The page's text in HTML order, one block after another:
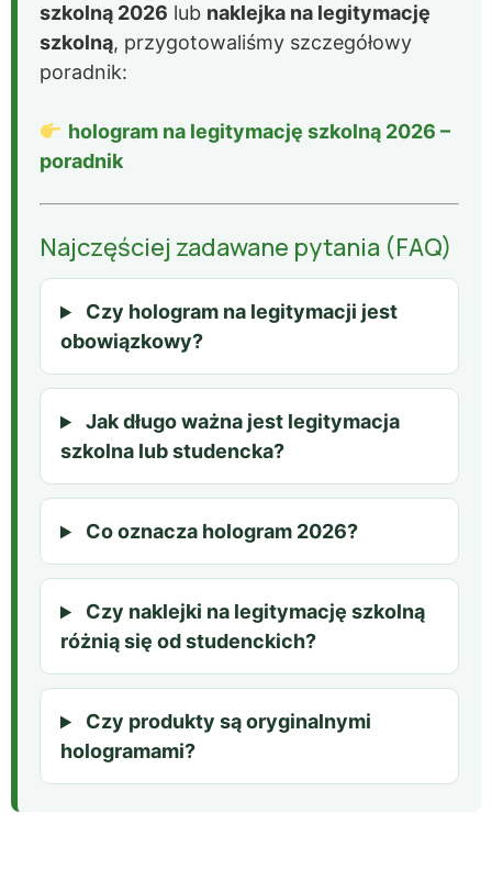
szkolną 2026 lub naklejka na legitymację
szkolną, przygotowaliśmy szczegółowy
poradnik:
hologram na legitymację szkolną 2026 –
poradnik
Najczęściej zadawane pytania (FAQ)
Czy hologram na legitymacji jest
obowiązkowy?
Jak długo ważna jest legitymacja
szkolna lub studencka?
Co oznacza hologram 2026?
Czy naklejki na legitymację szkolną
różnią się od studenckich?
Czy produkty są oryginalnymi
hologramami?